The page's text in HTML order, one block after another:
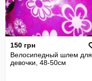
150 грн
Велосипедный шлем для
девочки, 48-50см